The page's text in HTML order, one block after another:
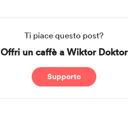
Ti piace questo post?
Offri un caffè a Wiktor Doktor
Supporto